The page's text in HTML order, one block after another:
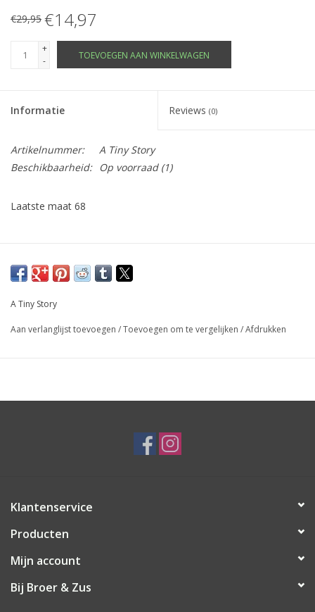
€29,95 €14,97
+
-
TOEVOEGEN AAN WINKELWAGEN
Informatie Reviews (0)
Artikelnummer:
A Tiny Story
Beschikbaarheid:
Op voorraad(1)
Laatste maat 68
A Tiny Story
Aan verlanglijst toevoegen /Toevoegen om te vergelijken /Afdrukken
Klantenservice
Producten
Mijn account
Bij Broer & Zus